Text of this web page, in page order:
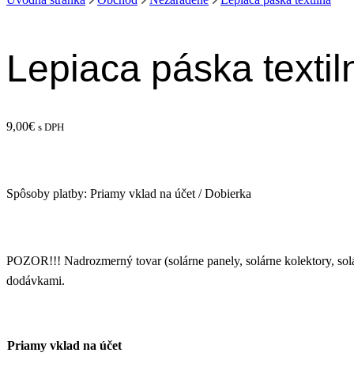
Lepiaca páska
9,00€ s DPH
Spôsoby platby: Priamy vklad na účet / Dobierka
POZOR!!! Nadrozmerný tovar (solárne panely, solárne kolektory,
dodávkami.
Priamy vklad na účet